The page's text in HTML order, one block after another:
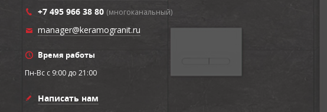
+7 495 966 38 80 (многоканальный)
manager@keramogranit.ru
Время работы
Пн-Вс c 9:00 до 21:00
Написать нам